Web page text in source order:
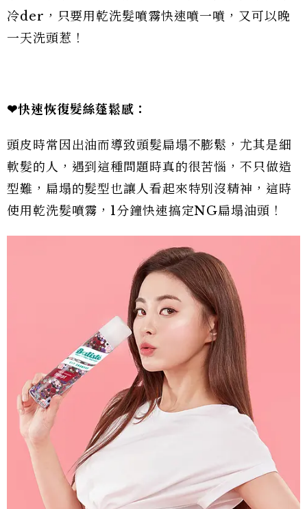
冷der，只要用乾洗髮噴霧快速噴一噴，又可以晚
一天洗頭惹！
❤快速恢復髮絲蓬鬆感：
頭皮時常因出油而導致頭髮扁塌不膨鬆，尤其是細
軟髮的人，遇到這種問題時真的很苦惱，不只做造
型難，扁塌的髮型也讓人看起來特別沒精神，這時
使用乾洗髮噴霧，1分鐘快速搞定NG扁塌油頭！